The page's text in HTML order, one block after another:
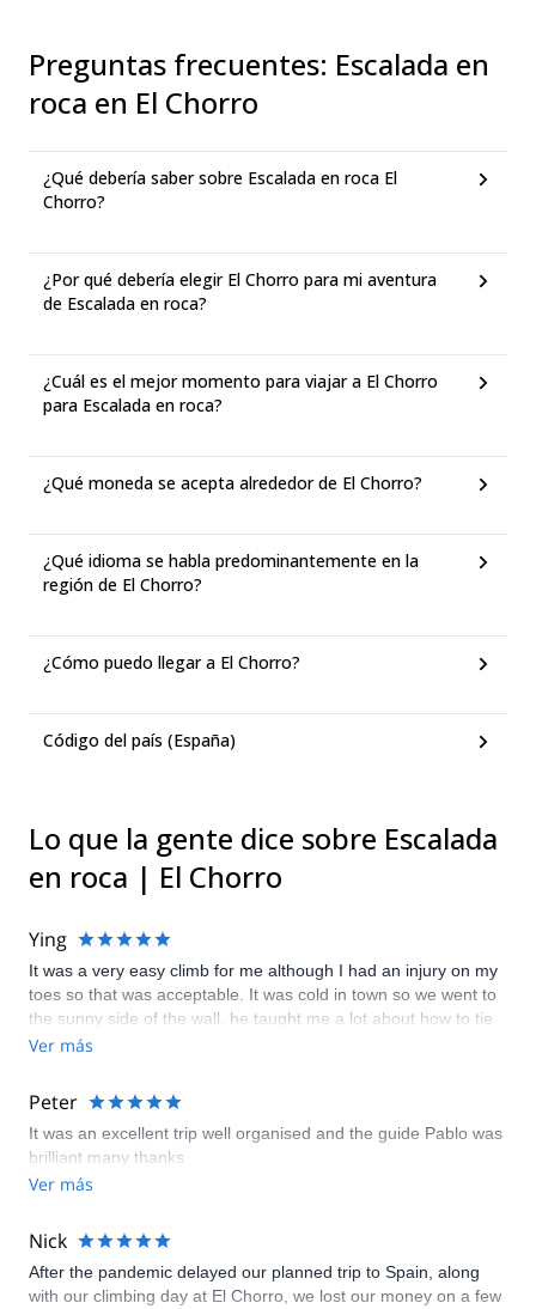
Preguntas frecuentes: Escalada en
roca en El Chorro
¿Qué debería saber sobre Escalada en roca El
Chorro?
¿Por qué debería elegir El Chorro para mi aventura
de Escalada en roca?
¿Cuál es el mejor momento para viajar a El Chorro
para Escalada en roca?
¿Qué moneda se acepta alrededor de El Chorro?
¿Qué idioma se habla predominantemente en la
región de El Chorro?
¿Cómo puedo llegar a El Chorro?
Código del país (España)
Lo que la gente dice sobre Escalada
en roca | El Chorro
Ying
It was a very easy climb for me although I had an injury on my
toes so that was acceptable. It was cold in town so we went to
the sunny side of the wall. he taught me a lot about how to tie
ropes and using equipments etc. was good.
Ver más
Peter
It was an excellent trip well organised and the guide Pablo was
brilliant many thanks
Ver más
Nick
After the pandemic delayed our planned trip to Spain, along
with our climbing day at El Chorro, we lost our money on a few